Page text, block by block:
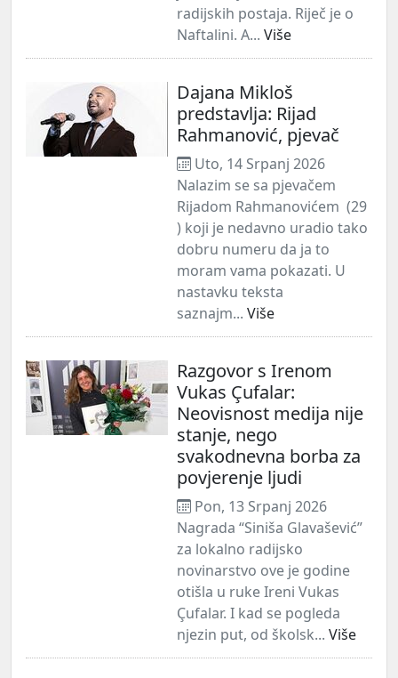
radijskih postaja. Riječ je o
Naftalini. A... Više
Dajana Mikloš
predstavlja: Rijad
Rahmanović, pjevač
Uto, 14 Srpanj 2026
Nalazim se sa pjevačem
Rijadom Rahmanovićem (29
) koji je nedavno uradio tako
dobru numeru da ja to
moram vama pokazati. U
nastavku teksta
saznajm... Više
Razgovor s Irenom
Vukas Çufalar:
Neovisnost medija nije
stanje, nego
svakodnevna borba za
povjerenje ljudi
Pon, 13 Srpanj 2026
Nagrada “Siniša Glavašević”
za lokalno radijsko
novinarstvo ove je godine
otišla u ruke Ireni Vukas
Çufalar. I kad se pogleda
njezin put, od školsk... Više